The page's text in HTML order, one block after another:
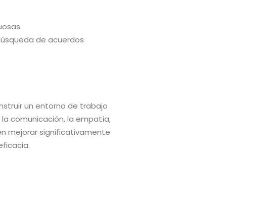
de acuerdos
un entorno de trabajo
comunicación, la empatía,
mejorar significativamente